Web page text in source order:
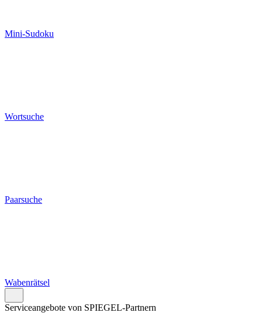
Mini-Sudoku
Wortsuche
Paarsuche
Wabenrätsel
Serviceangebote von SPIEGEL-Partnern